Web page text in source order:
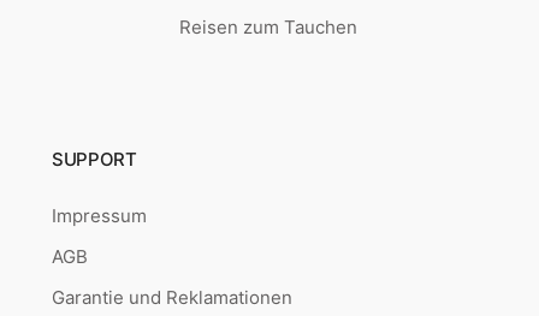
Reisen zum Tauchen
SUPPORT
Impressum
AGB
Garantie und Reklamationen